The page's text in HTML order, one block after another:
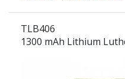
TLB406
1300 mAh Lithium